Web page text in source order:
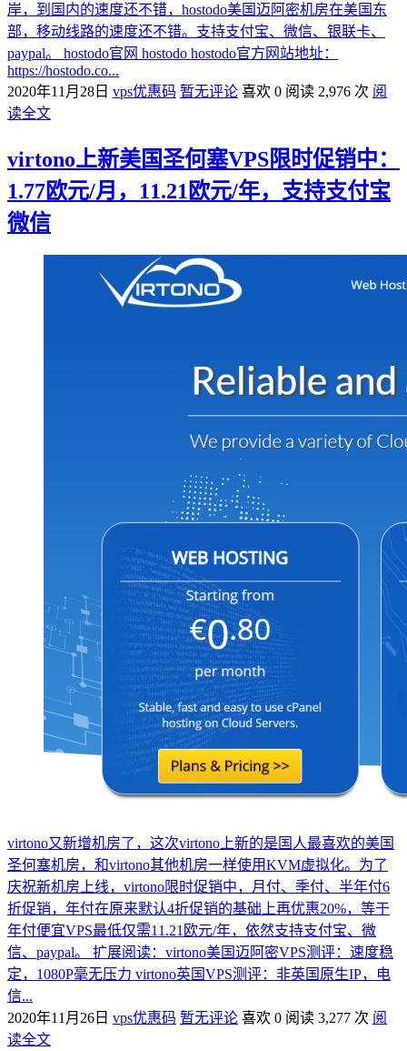
岸，到国内的速度还不错，hostodo美国迈阿密机房在美国东
部，移动线路的速度还不错。支持支付宝、微信、银联卡、
paypal。 hostodo官网 hostodo hostodo官方网站地址：
https://hostodo.co...
2020年11月28日 vps优惠码 暂无评论 喜欢 0 阅读 2,976 次 阅
读全文
virtono上新美国圣何塞VPS限时促销中：
1.77欧元/月，11.21欧元/年，支持支付宝
微信
virtono又新增机房了，这次virtono上新的是国人最喜欢的美国
圣何塞机房，和virtono其他机房一样使用KVM虚拟化。为了
庆祝新机房上线，virtono限时促销中，月付、季付、半年付6
折促销，年付在原来默认4折促销的基础上再优惠20%，等于
年付便宜VPS最低仅需11.21欧元/年，依然支持支付宝、微
信、paypal。 扩展阅读：virtono美国迈阿密VPS测评：速度稳
定，1080P毫无压力 virtono英国VPS测评：非英国原生IP，电
信...
2020年11月26日 vps优惠码 暂无评论 喜欢 0 阅读 3,277 次 阅
读全文